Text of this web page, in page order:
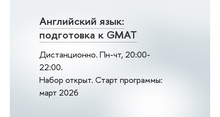
Английский язык:
подготовка к GMAT
Дистанционно. Пн-чт, 20:00-
22:00.
Набор открыт. Старт программы:
март 2026